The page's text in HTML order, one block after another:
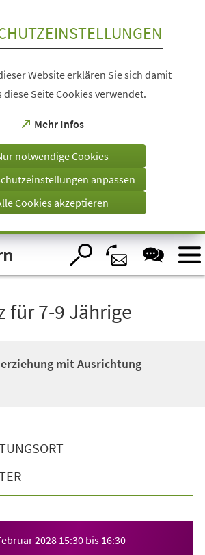
Website erklären Sie sich damit
Seite Cookies verwendet.
Mehr Infos
(Öffnet
einem
Tab)
notwendige Cookies
anpassen
Cookies akzeptieren
für 7-9 Jährige
mit Ausrichtung
2028 15:30 bis 16:30